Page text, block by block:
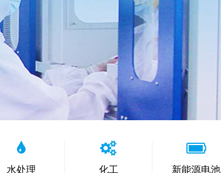
水处理 化工 新能源电池